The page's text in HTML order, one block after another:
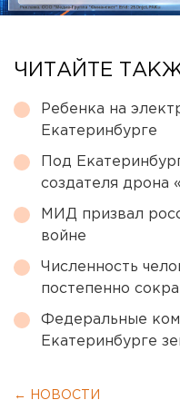
ЧИТАЙТЕ
Ребенка на
Екатеринбурге
Под
создателя дрона
МИД призвал
войне
Численность
постепенно
Федеральные
Екатеринбурге
← НОВОСТИ